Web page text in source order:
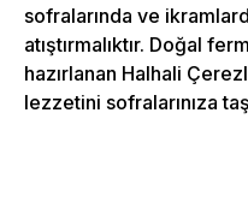
sofralarında ve
atıştırmalıktır. Doğal
hazırlanan Halhali
lezzetini sofralarınıza